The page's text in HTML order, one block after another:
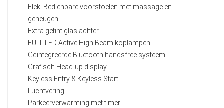
Elek. Bedienbare voorstoelen met massage en
geheugen
Extra getint glas achter
FULL LED Active High Beam koplampen
Geïntegreerde Bluetooth handsfree systeem
Grafisch Head-up display
Keyless Entry & Keyless Start
Luchtvering
Parkeerverwarming met timer